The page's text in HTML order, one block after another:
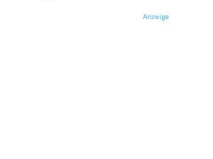
Anzeige